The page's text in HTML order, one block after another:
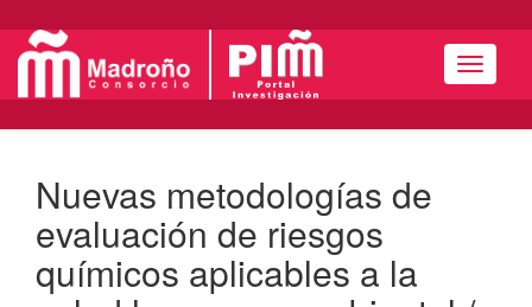
Menú
Nuevas metodologías de
evaluación de riesgos
químicos aplicables a la